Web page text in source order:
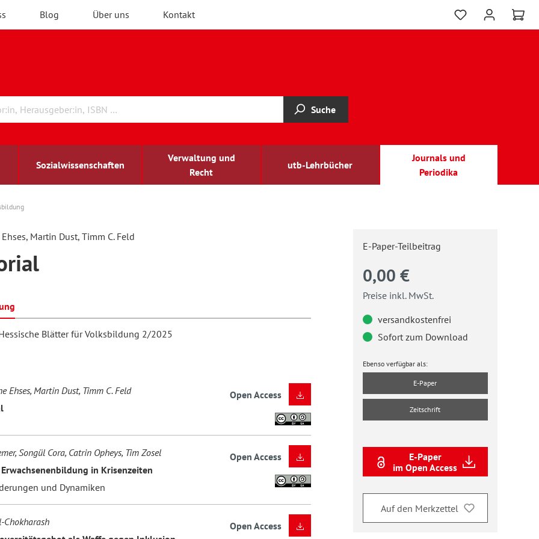
Blog Über uns Kontakt
Suche
Sozialwissenschaften
Verwaltung und
Recht
utb-Lehrbücher
Journals und
Periodika
Bildung
Erwachsenenbildung
Bildung
Schule und Unterricht
und Wissenschaft
Arbeit
und Unterrichtsforschung
und
sehbehindert
forum
Erwachsenenbildung
Forum
Zeitschrift für
Martin Dust, Timm C. Feld
Blätter für Volksbildung 2/2025
Ehses, Martin Dust, Timm C. Feld
Open Access
Songül Cora, Catrin Opheys, Tim Zosel
in Krisenzeiten
und Dynamiken
Open Access
Chokharash
Open Access
E-Paper-Teilbeitrag
0,00 €
Preise inkl. MwSt.
versandkostenfrei
Sofort zum Download
Ebenso verfügbar als:
E-Paper
Zeitschrift
E-Paper
im Open Access
Auf den Merkzettel